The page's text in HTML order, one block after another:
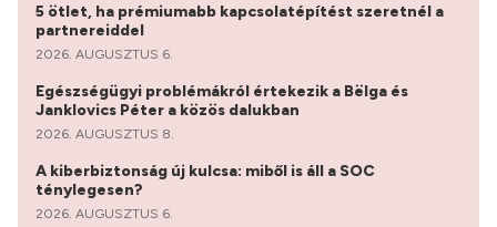
5 ötlet, ha prémiumabb kapcsolatépítést szeretnél a
partnereiddel
2026. AUGUSZTUS 6.
Egészségügyi problémákról értekezik a Bëlga és
Janklovics Péter a közös dalukban
2026. AUGUSZTUS 8.
A kiberbiztonság új kulcsa: miből is áll a SOC
ténylegesen?
2026. AUGUSZTUS 6.